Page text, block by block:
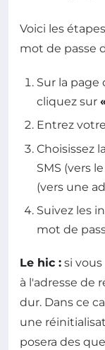
Voici les
mot de passe
Sur la page
cliquez sur
Entrez
Choisissez
SMS (vers
(vers une
Suivez les
mot de
Le hic : si
à l'adresse de
dur. Dans ce
une
posera des